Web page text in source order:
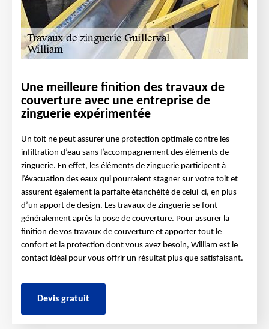
Une meilleure finition des travaux de
couverture avec une entreprise de
zinguerie expérimentée
Un toit ne peut assurer une protection optimale contre les
infiltration d’eau sans l’accompagnement des éléments de
zinguerie. En effet, les éléments de zinguerie participent à
l’évacuation des eaux qui pourraient stagner sur votre toit et
assurent également la parfaite étanchéité de celui-ci, en plus
d’un apport de design. Les travaux de zinguerie se font
généralement après la pose de couverture. Pour assurer la
finition de vos travaux de couverture et apporter tout le
confort et la protection dont vous avez besoin, William est le
contact idéal pour vous offrir un résultat plus que satisfaisant.
Devis gratuit